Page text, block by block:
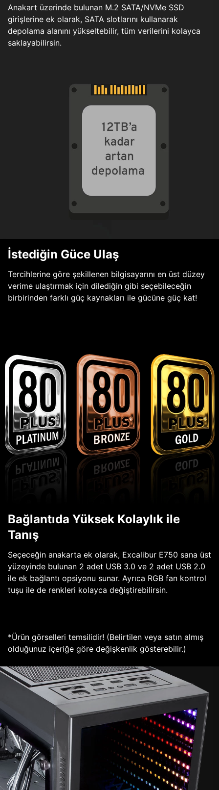
Anakart üzerinde bulunan M.2 SATA/NVMe SSD
girişlerine ek olarak, SATA slotlarını kullanarak
depolama alanını yükseltebilir, tüm verilerini kolayca
saklayabilirsin.
İstediğin Güce Ulaş
Tercihlerine göre şekillenen bilgisayarını en üst düzey
verime ulaştırmak için dilediğin gibi seçebileceğin
birbirinden farklı güç kaynakları ile gücüne güç kat!
Bağlantıda Yüksek Kolaylık ile
Tanış
Seçeceğin anakarta ek olarak, Excalibur E750 sana üst
yüzeyinde bulunan 2 adet USB 3.0 ve 2 adet USB 2.0
ile ek bağlantı opsiyonu sunar. Ayrıca RGB fan kontrol
tuşu ile de renkleri kolayca değiştirebilirsin.
*Ürün görselleri temsilidir! (Belirtilen veya satın almış
olduğunuz içeriğe göre değişkenlik gösterebilir.)